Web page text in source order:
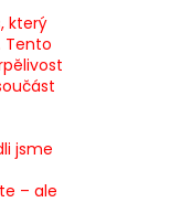
který
Tento
jsme
– ale